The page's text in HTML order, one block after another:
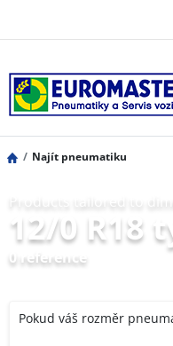
Najít pneumatiku
12/0 R18
0 reference
Pokud váš rozměr